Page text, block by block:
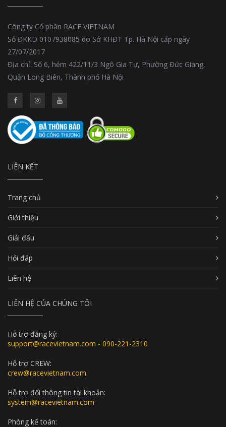
Công ty Cổ phần RACE VIETNAM
Số ĐKKD 0107938085 do Sở KHĐT Tp. Hà Nội cấp ngày
27/07/2017
Địa chỉ: Số 6, hẻm 422/11/3 Ngô Gia Tự, Phường Đức Giang,
Quận Long Biên, Thành phố Hà Nội
LIÊN KẾT
Trang chủ
Giới thiệu
Giải đấu
Hỏi đáp
Liên hệ
LIÊN HỆ CỦA CHÚNG TÔI
Hỗ trợ đăng ký:
support@racevietnam.com - 090-221-2310
Hỗ trợ CREW:
crew@racevietnam.com
Hỗ trợ đổi thông tin tài khoản:
system@racevietnam.com
Phòng kế toán: